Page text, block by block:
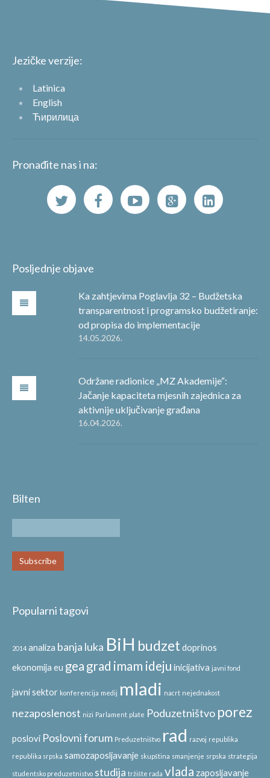
Jezičke verzije:
Latinica
English
Ћирилица
Pronađite nas i na:
Posljednje objave
Ka zahtjevima Poglavlja 32 – Budžetska
transparentnost i programsko budžetiranje:
od propisa do implementacije
14.05.2026.
Održane radionice „MZ Akademije“:
Jačanje kapaciteta mjesnih zajednica za
aktivnije uključivanje građana
16.04.2026.
Bilten
Popularni tagovi
2014 analiza banja luka BiH budzet doprinos
ekonomija eu gea grad imam ideju inicijativa javni fond
javni sektor konferencija medij mladi nacrt nejednakost
nezaposlenost nizi Parlament plate Poduzetništvo porez
poslovi Poslovni forum Preduzetništvo rad razvoj republika
republika srpska samozaposljavanje skupština smanjenje srpska strategija
studentsko preduzetnistvo studija tržište rada vlada zaposljavanje